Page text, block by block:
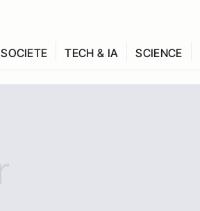
SOCIETE TECH & IA SCIENCE